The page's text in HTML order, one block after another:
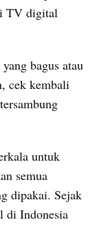
TV digital
yang bagus atau
cek kembali
untuk
semua
dipakai. Sejak
di Indonesia